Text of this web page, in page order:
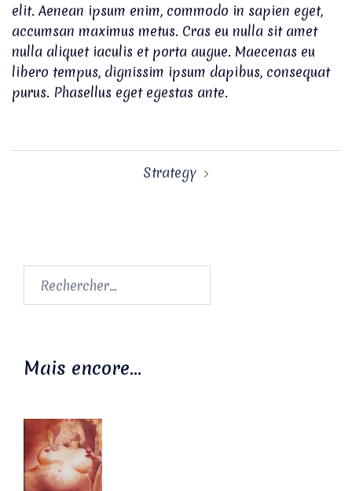
elit. Aenean ipsum enim, commodo in sapien eget,
accumsan maximus metus. Cras eu nulla sit amet
nulla aliquet iaculis et porta augue. Maecenas eu
libero tempus, dignissim ipsum dapibus, consequat
purus. Phasellus eget egestas ante.
Strategy
Rechercher :
Mais encore…